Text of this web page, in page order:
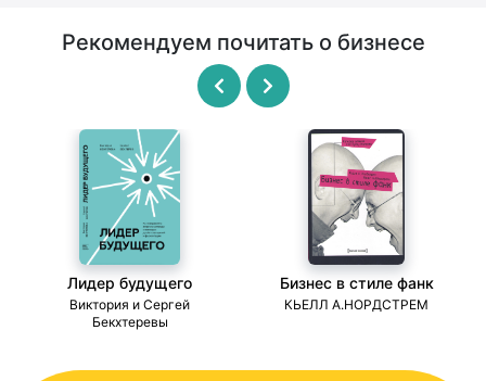
Рекомендуем почитать о бизнесе
Лидер будущего
Виктория и Сергей
Бекхтеревы
Бизнес в стиле фанк
КЬЕЛЛ А.НОРДСТРЕМ